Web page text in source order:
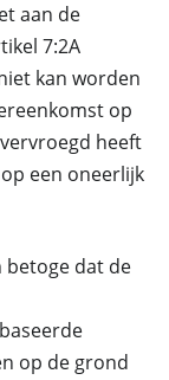
aan de
7:2A
kan worden
op
heeft
een oneerlijk
betoge dat de
op de grond